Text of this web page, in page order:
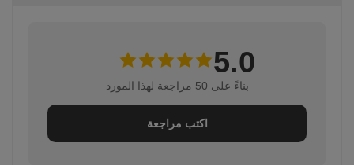
5.0
بناءً على 50 مراجعة لهذا المورد
اكتب مراجعة